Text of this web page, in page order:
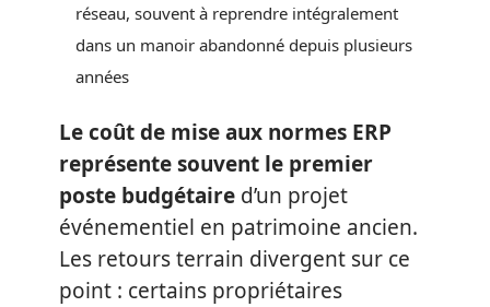
réseau, souvent à reprendre intégralement
dans un manoir abandonné depuis plusieurs
années
Le coût de mise aux normes ERP
représente souvent le premier
poste budgétaire d’un projet
événementiel en patrimoine ancien.
Les retours terrain divergent sur ce
point : certains propriétaires